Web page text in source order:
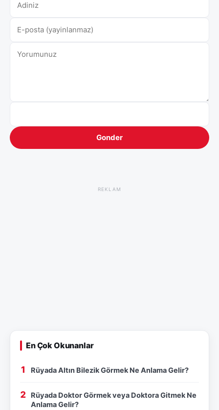
Gonder
REKLAM
En Çok Okunanlar
Rüyada Altın Bilezik Görmek Ne Anlama Gelir?
Rüyada Doktor Görmek veya Doktora Gitmek Ne
Anlama Gelir?